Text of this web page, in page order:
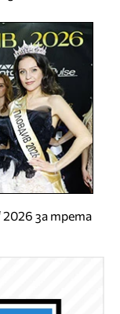
2026 за трета